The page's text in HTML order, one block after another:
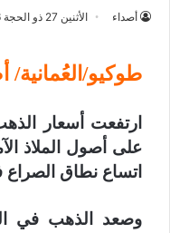
أصداء الأثنين 27 ذو الحجة 1446هـ 23-6-2025م
طوكيو/العُمانية/
ارتفعت أسعار
على أصول الملاذ
اتساع نطاق